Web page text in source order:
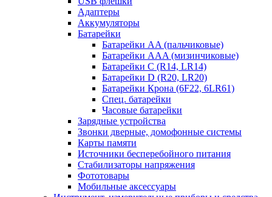
Адаптеры
Аккумуляторы
Батарейки
Батарейки AA (пальчиковые)
Батарейки AAA (мизинчиковые)
Батарейки C (R14, LR14)
Батарейки D (R20, LR20)
Батарейки Крона (6F22, 6LR61)
Спец. батарейки
Часовые батарейки
Зарядные устройства
Звонки дверные, домофонные системы
Карты памяти
Источники бесперебойного питания
Стабилизаторы напряжения
Фототовары
Мобильные аксессуары